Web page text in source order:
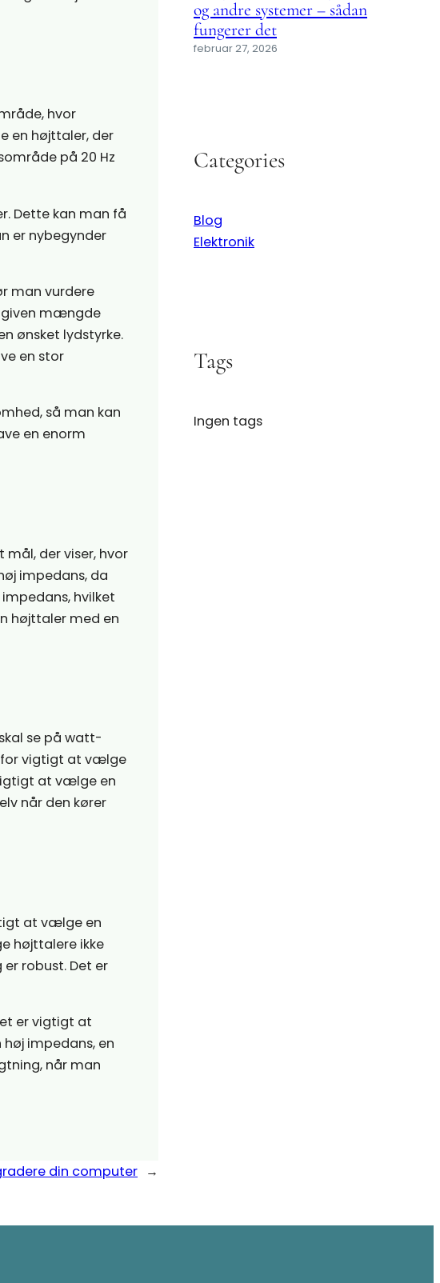
hvor
en højttaler, der
på 20 Hz
Dette kan man få
er nybegynder
man vurdere
given mængde
ønsket lydstyrke.
en stor
så man kan
en enorm
der viser, hvor
impedans, da
hvilket
højttaler med en
se på watt-
vigtigt at vælge
at vælge en
når den kører
at vælge en
højttalere ikke
robust. Det er
er vigtigt at
impedans, en
når man
din computer →
og andre systemer – sådan
fungerer det
februar 27, 2026
Categories
Blog
Elektronik
Tags
Ingen tags